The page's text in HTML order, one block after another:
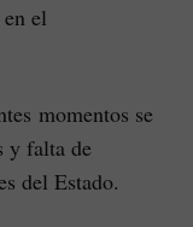
el
momentos se
y falta de
del Estado.